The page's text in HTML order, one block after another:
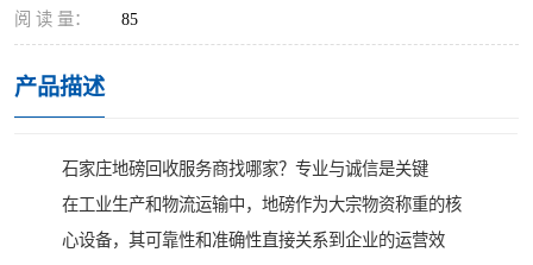
阅 读 量： 85
产品描述
石家庄地磅回收服务商找哪家？专业与诚信是关键
在工业生产和物流运输中，地磅作为大宗物资称重的核
心设备，其可靠性和准确性直接关系到企业的运营效